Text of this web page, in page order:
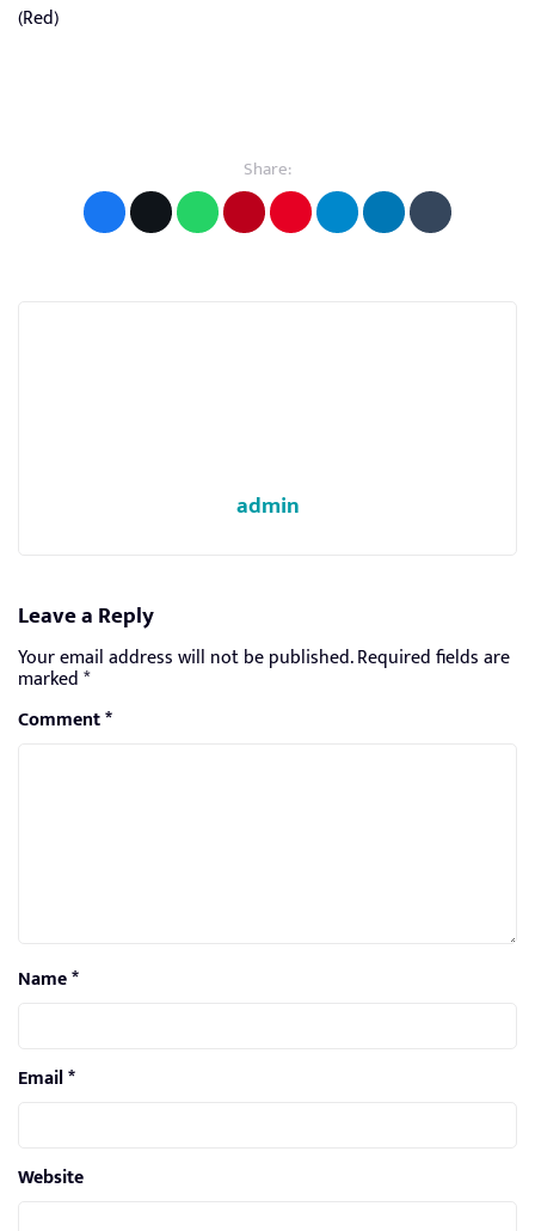
(Red)
Share:
admin
Leave a Reply
Your email address will not be published.Required fields are
marked*
Comment*
Name*
Email*
Website